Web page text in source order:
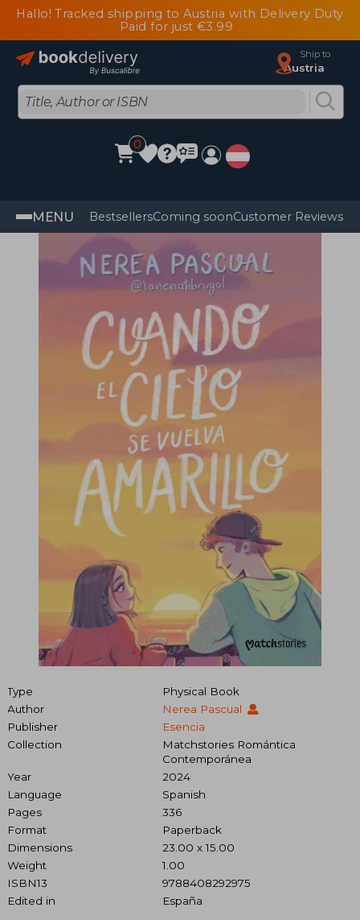
Hallo! Tracked shipping to Austria with Delivery Duty
Paid for just €3.99
Ship to
Austria
0
MENU BestsellersComing soonCustomer Reviews
Type
Physical Book
Author
Nerea Pascual
Publisher
Esencia
Collection
Matchstories Romántica
Contemporánea
Year
2024
Language
Spanish
Pages
336
Format
Paperback
Dimensions
23.00 x 15.00
Weight
1.00
ISBN13
9788408292975
Edited in
España